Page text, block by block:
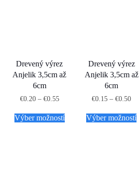
Drevený výrez
Anjelik 3,5cm až
6cm
€0.20– €0.55
Výber možností
Drevený výrez
Anjelik 3,5cm až
6cm
€0.15 –€0.50
Výber možností